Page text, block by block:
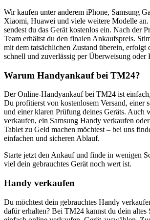
Wir kaufen unter anderem iPhone, Samsung
Xiaomi, Huawei und viele weitere Modelle
sendest du das Gerät kostenlos ein. Nach der
Team erhältst du den finalen Ankaufspreis.
mit dem tatsächlichen Zustand überein, erfolgt
schnell und zuverlässig per Überweisung oder
Warum Handyankauf bei TM24?
Der Online-Handyankauf bei TM24 ist
Du profitierst von kostenlosem Versand, einer
und einer klaren Prüfung deines Geräts. Auch
verkaufen, ein Samsung Handy verkaufen
Tablet zu Geld machen möchtest – bei uns
einfachen und sicheren Ablauf.
Starte jetzt den Ankauf und finde in wenigen
viel dein gebrauchtes Gerät noch wert ist.
Handy verkaufen
Du möchtest dein gebrauchtes Handy
dafür erhalten? Bei TM24 kannst du dein altes